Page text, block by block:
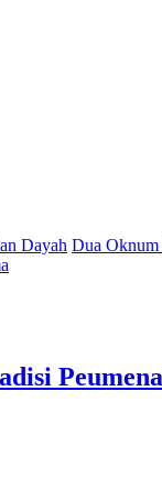
Dayah Dua Oknum